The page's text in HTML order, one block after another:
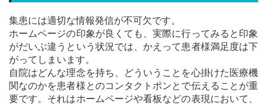
集患には適切な情報発信が不可欠です。
ホームページの印象が良くても、実際に行ってみると印象
がだいぶ違うという状況では、かえって患者様満足度は下
がってしまいます。
自院はどんな理念を持ち、どういうことを心掛けた医療機
関なのかを患者様とのコンタクトポンとで伝えることが重
要です。それはホームページや看板などの表現において、